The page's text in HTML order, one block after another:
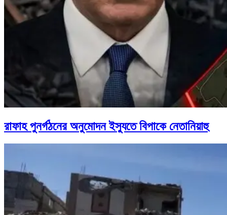
রাফাহ পুনর্গঠনের অনুমোদন ইস্যুতে বিপাকে নেতানিয়াহু